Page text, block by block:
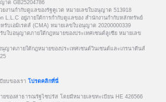
าต GB25204786
งานกำกับดูแลของรัฐคูเวต หมายเลขใบอนุญาต 513918
L.L.C อยู่ภายใต้การกำกับดูแลของ สำนักงานกำกับหลักทรัพย์
บเอมิเรตส์ (CMA) หมายเลขใบอนุญาต 20200000339
บใบอนุญาตภายใต้กฎหมายของประเทศเซนต์ลูเซีย หมายเลข
ญาตภายใต้กฎหมายของประเทศเซนต์วินเซนต์และเกรนาดีนส์
ยบของเรา โปรดคลิกที่นี่
ของสาธารณรัฐไซปรัส โดยมีหมายเลขทะเบียน HE 426566